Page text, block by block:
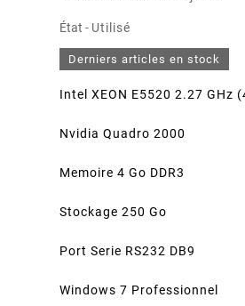
État - Utilisé
Derniers articles en stock
Intel XEON E5520 2.27 GHz
Nvidia Quadro 2000
Memoire 4 Go DDR3
Stockage 250 Go
Port Serie RS232 DB9
Windows 7 Professionnel